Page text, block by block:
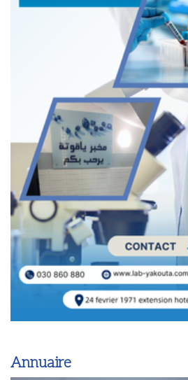
Annuaire